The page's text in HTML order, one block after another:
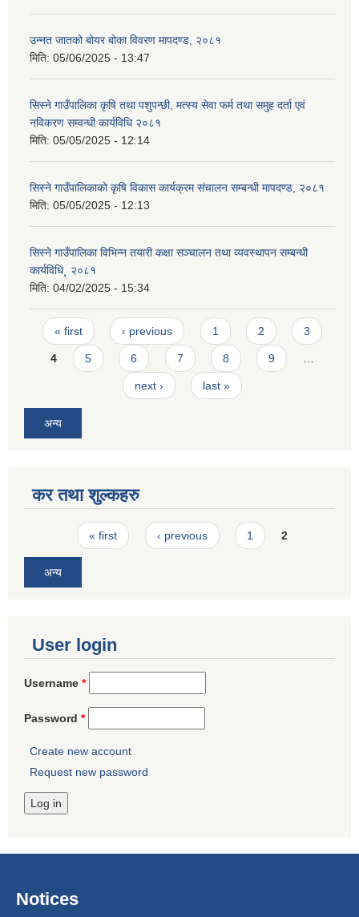
उन्नत जातको बोयर बोका विवरण मापदण्ड, २०८१
मिति: 05/06/2025 - 13:47
सिस्ने गाउँपालिका कृषि तथा पशुपन्छी, मत्स्य सेवा फर्म तथा समुह दर्ता एवं
नविकरण सम्वन्धी कार्यविधि २०८१
मिति: 05/05/2025 - 12:14
सिस्ने गाउँपालिकाको कृषि विकास कार्यक्रम संचालन सम्बन्धी मापदण्ड, २०८१
मिति: 05/05/2025 - 12:13
सिस्ने गाउँपालिका विभिन्न तयारी कक्षा सञ्चालन तथा व्यवस्थापन सम्बन्धी
कार्यविधि¸ २०८१
मिति: 04/02/2025 - 15:34
Pages
« first ‹ previous 1 2 3
4 5 6 7 8 9 …
next › last »
अन्य
कर तथा शुल्कहरु
Pages« first ‹ previous 1 2
अन्य
User login
Username *
Password *
Create new account
Request new password
Notices